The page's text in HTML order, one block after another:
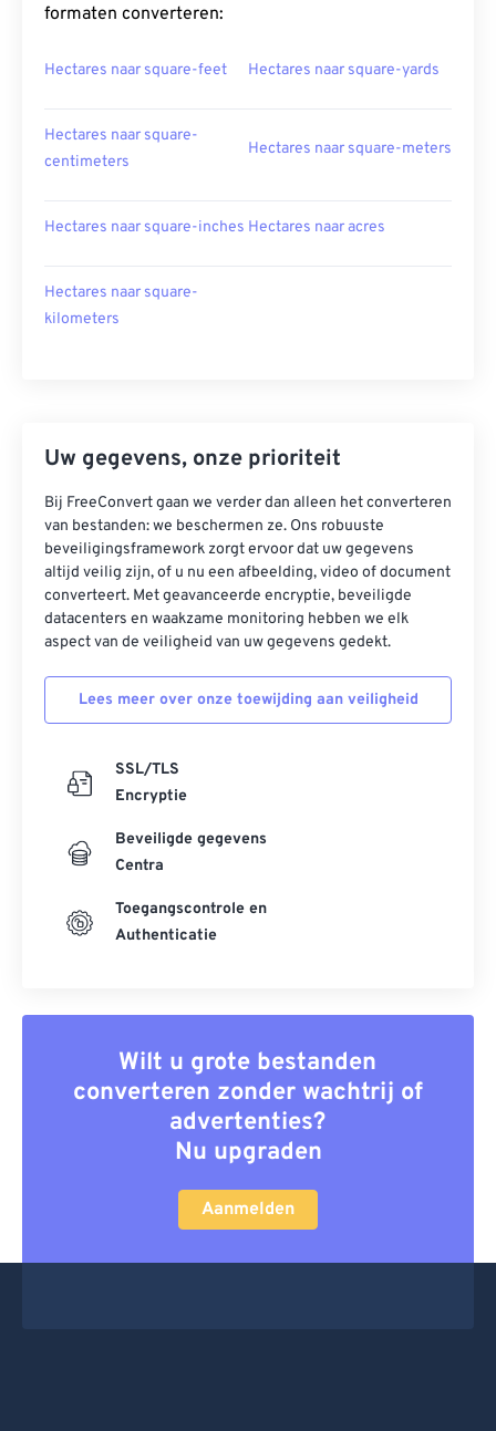
formaten converteren:
Hectares naar square-feet Hectares naar square-yards
Hectares naar square-
centimeters
Hectares naar square-meters
Hectares naar square-inches Hectares naar acres
Hectares naar square-
kilometers
Uw gegevens, onze prioriteit
Bij FreeConvert gaan we verder dan alleen het converteren
van bestanden: we beschermen ze. Ons robuuste
beveiligingsframework zorgt ervoor dat uw gegevens
altijd veilig zijn, of u nu een afbeelding, video of document
converteert. Met geavanceerde encryptie, beveiligde
datacenters en waakzame monitoring hebben we elk
aspect van de veiligheid van uw gegevens gedekt.
Lees meer over onze toewijding aan veiligheid
SSL/TLS
Encryptie
Beveiligde gegevens
Centra
Toegangscontrole en
Authenticatie
Wilt u grote bestanden
converteren zonder wachtrij of
advertenties?
Nu upgraden
Aanmelden